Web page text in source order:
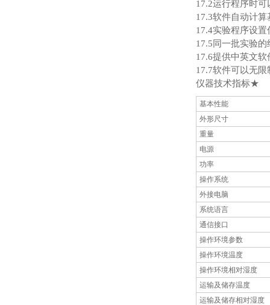
17.2运行程序时
17.3软件自动计
17.4实验程序设
17.5同一批实验
17.6提供中英文
17.7软件可以无
仪器技术指标★
基本性能
外形尺寸
重量
电源
功率
操作系统
外接电脑
系统语言
通信接口
操作环境参数
操作环境温度
操作环境相对湿度
运输及储存温度
运输及储存相对湿度